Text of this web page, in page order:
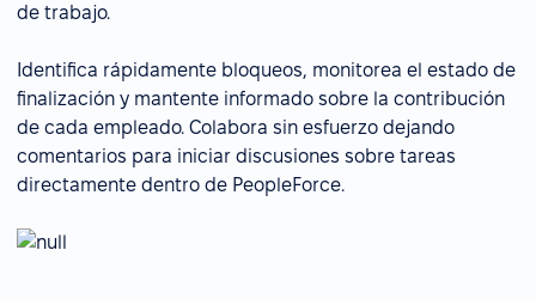
de trabajo.
Identifica rápidamente bloqueos, monitorea el estado de
finalización y mantente informado sobre la contribución
de cada empleado. Colabora sin esfuerzo dejando
comentarios para iniciar discusiones sobre tareas
directamente dentro de PeopleForce.